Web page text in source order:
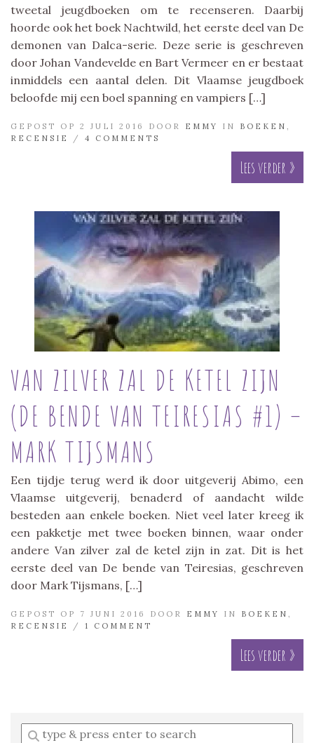
tweetal jeugdboeken om te recenseren. Daarbij
hoorde ook het boek Nachtwild, het eerste deel van De
demonen van Dalca-serie. Deze serie is geschreven
door Johan Vandevelde en Bart Vermeer en er bestaat
inmiddels een aantal delen. Dit Vlaamse jeugdboek
beloofde mij een boel spanning en vampiers […]
GEPOST OP 2 JULI 2016 DOOR EMMY IN BOEKEN
RECENSIE
/ 4 COMMENTS
Lees verder »
VAN ZILVER ZAL DE KETEL ZIJN
(DE BENDE VAN TEIRESIAS #1) –
MARK TIJSMANS
Een tijdje terug werd ik door uitgeverij Abimo, een
Vlaamse uitgeverij, benaderd of aandacht wilde
besteden aan enkele boeken. Niet veel later kreeg ik
een pakketje met twee boeken binnen, waar onder
andere Van zilver zal de ketel zijn in zat. Dit is het
eerste deel van De bende van Teiresias, geschreven
door Mark Tijsmans, […]
GEPOST OP 7 JUNI 2016 DOOR EMMY IN BOEKEN
RECENSIE
/ 1 COMMENT
Lees verder »
Enter